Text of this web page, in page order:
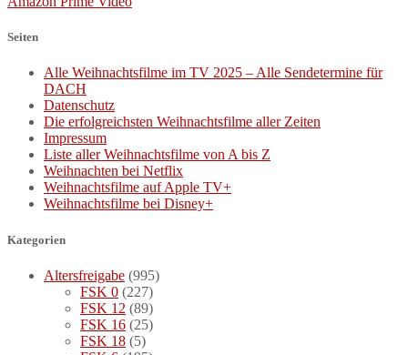
Seiten
Alle Weihnachtsfilme im TV 2025 – Alle Sendetermine für
DACH
Datenschutz
Die erfolgreichsten Weihnachtsfilme aller Zeiten
Impressum
Liste aller Weihnachtsfilme von A bis Z
Weihnachten bei Netflix
Weihnachtsfilme auf Apple TV+
Weihnachtsfilme bei Disney+
Kategorien
Altersfreigabe (995)
FSK 0 (227)
FSK 12 (89)
FSK 16 (25)
FSK 18 (5)